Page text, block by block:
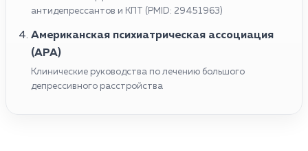
антидепрессантов и КПТ (PMID: 29451963)
Американская психиатрическая ассоциация
(APA)
Клинические руководства по лечению большого
депрессивного расстройства